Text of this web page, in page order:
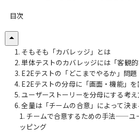
目次
そもそも「カバレッジ」とは
単体テストのカバレッジには「客観
E2Eテストの「どこまでやるか」問題
E2Eテストの分母に「画面・機能」
ユーザーストーリーを分母にする考
全量は「チームの合意」によって決ま
チームで合意するための手法——ユ
ッピング